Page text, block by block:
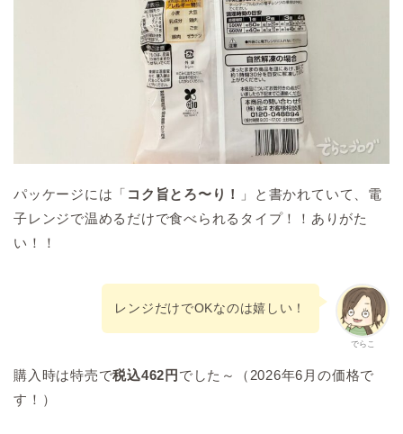
パッケージには「 コク旨とろ〜り！
」と書かれていて、電
子レンジで温めるだけで食べられるタイプ！！ありがた
い！！
でらこ
レンジだけでOKなのは嬉しい！
購入時は特売で税込462円 でした～（2026年6月の価格で
す！）